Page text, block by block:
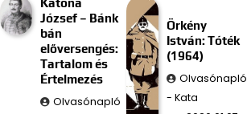
József – Bánk
bán
előversengés:
Tartalom és
Értelmezés
Olvasónapló
Örkény
István: Tóték
(1964)
Olvasónapló
- Kata